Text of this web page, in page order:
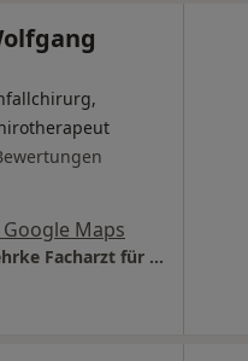
Google Maps
Privatpraxis Dr.med. Wolfgang Gehrke Facharzt für Orthopädie